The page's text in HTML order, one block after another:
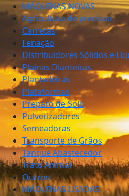
MÁQUINAS NOVAS
Agricultura de precisao
Carretas
Fenação
Distribuidores Sólidos e
Plainas Dianteiras
Plantadeiras
Plataformas
Preparo de Solo
Pulverizadores
Semeadoras
Transporte de Grãos
Tanque Abastecedor
Trato Animal
Outros
MÁQUINAS USADAS